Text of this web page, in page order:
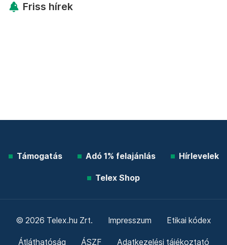
Friss hírek
Támogatás Adó 1% felajánlás Hírlevelek
Telex Shop
© 2026 Telex.hu Zrt. Impresszum Etikai kódex
Átláthatóság ÁSZF Adatkezelési tájékoztató